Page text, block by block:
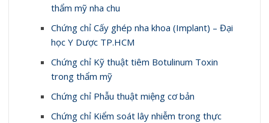
thẩm mỹ nha chu
Chứng chỉ Cấy ghép nha khoa (Implant) – Đại
học Y Dược TP.HCM
Chứng chỉ Kỹ thuật tiêm Botulinum Toxin
trong thẩm mỹ
Chứng chỉ Phẫu thuật miệng cơ bản
Chứng chỉ Kiểm soát lây nhiễm trong thực